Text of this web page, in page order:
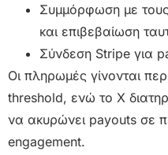
Συμμόρφωση με
και επιβεβαίωση
Σύνδεση Stripe για
Οι πληρωμές γίνονται
threshold, ενώ το X
να ακυρώνει payouts σε
engagement.